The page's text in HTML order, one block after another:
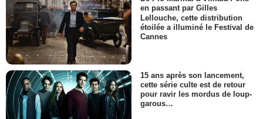
en passant par Gilles
Lellouche, cette distribution
étoilée a illuminé le Festival de
Cannes
15 ans après son lancement,
cette série culte est de retour
pour ravir les mordus de loup-
garous…